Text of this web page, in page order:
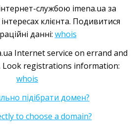
службою imena.ua за
клієнта. Подивитися
данні: whois
Internet service on errand and
Look registrations information:
whois
підібрати домен?
to choose a domain?